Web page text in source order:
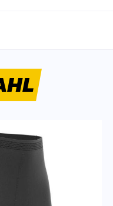
Produkt bewertet.